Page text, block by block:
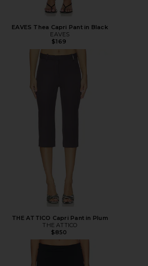
EAVES Thea Capri Pant in Black
EAVES
$169
THE ATTICO Capri Pant in Plum
THE ATTICO
$850